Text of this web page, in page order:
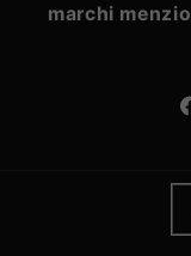
marchi